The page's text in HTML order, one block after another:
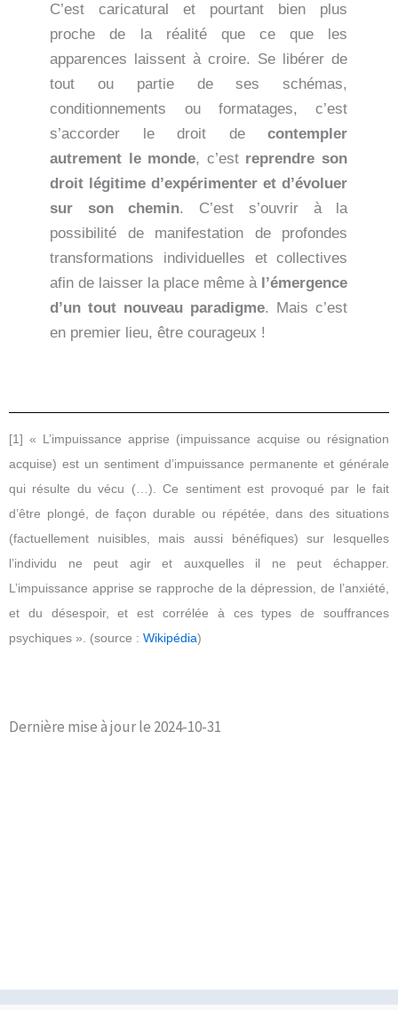
C’est caricatural et pourtant bien plus
proche de la réalité que ce que les
apparences laissent à croire. Se libérer de
tout ou partie de ses schémas,
conditionnements ou formatages, c’est
s’accorder le droit decontempler
autrement le monde, c’est reprendre son
droit légitime d’expérimenter et d’évoluer
sur son chemin. C’est s’ouvrir à la
possibilité de manifestation de profondes
transformations individuelles et collectives
afin de laisser la place même à l’émergence
d’un tout nouveau paradigme. Mais c’est
en premier lieu, être courageux !
[1] « L’impuissance apprise (impuissance acquise ou résignation
acquise) est un sentiment d’impuissance permanente et générale
qui résulte du vécu (…). Ce sentiment est provoqué par le fait
d’être plongé, de façon durable ou répétée, dans des situations
(factuellement nuisibles, mais aussi bénéfiques) sur lesquelles
l’individu ne peut agir et auxquelles il ne peut échapper.
L’impuissance apprise se rapproche de la dépression, de l’anxiété,
et du désespoir, et est corrélée à ces types de souffrances
psychiques ». (source : Wikipédia)
Dernière mise à jour le 2024-10-31